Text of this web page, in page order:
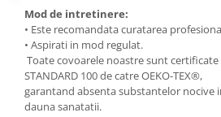
Mod de intretinere:
• Este recomandata curatarea
• Aspirati in mod regulat.
Toate covoarele noastre sunt
STANDARD 100 de catre OEKO-TEX®,
garantand absenta substantelor nocive
dauna sanatatii.